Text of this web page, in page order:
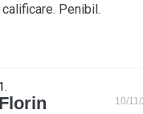
Penibil.
Florin 10/